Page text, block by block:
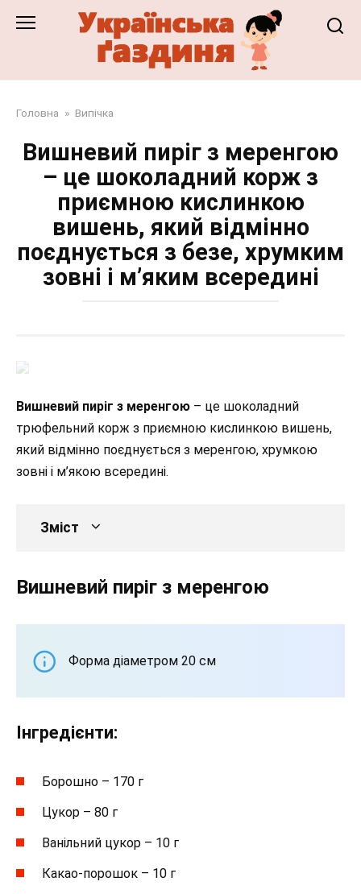
Головна » Випічка
Вишневий пиріг з меренгою
– це шоколадний корж з
приємною кислинкою
вишень, який відмінно
поєднується з безе, хрумким
зовні і м’яким всередині
Вишневий пиріг з меренгою – це шоколадний
трюфельний корж з приємною кислинкою вишень,
який відмінно поєднується з меренгою, хрумкою
зовні і м’якою всередині.
Зміст
Вишневий пиріг з меренгою
Форма діаметром 20 см
Інгредієнти:
Борошно – 170 г
Цукор – 80 г
Ванільний цукор – 10 г
Какао-порошок – 10 г